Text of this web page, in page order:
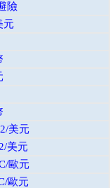
險
元
美元
美元
歐元
歐元